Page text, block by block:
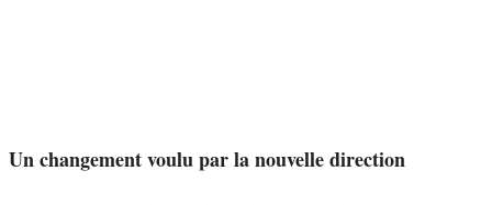
Un changement voulu par la nouvelle direction